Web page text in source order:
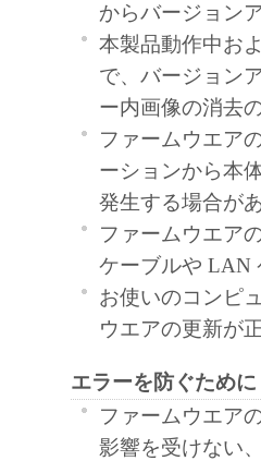
からバージョン
本製品動作中お
で、バージョン
ー内画像の消去
ファームウエア
ーションから本
発生する場合が
ファームウエア
ケーブルや LAN
お使いのコンピ
ウエアの更新が
エラーを防ぐために
ファームウエア
影響を受けない